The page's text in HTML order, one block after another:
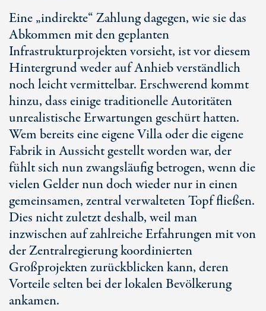
Eine „indirekte“ Zahlung dagegen, wie sie das
Abkommen mit den geplanten
Infrastrukturprojekten vorsieht, ist vor diesem
Hintergrund weder auf Anhieb verständlich
noch leicht vermittelbar. Erschwerend kommt
hinzu, dass einige traditionelle Autoritäten
unrealistische Erwartungen geschürt hatten.
Wem bereits eine eigene Villa oder die eigene
Fabrik in Aussicht gestellt worden war, der
fühlt sich nun zwangsläufig betrogen, wenn die
vielen Gelder nun doch wieder nur in einen
gemeinsamen, zentral verwalteten Topf fließen.
Dies nicht zuletzt deshalb, weil man
inzwischen auf zahlreiche Erfahrungen mit von
der Zentralregierung koordinierten
Großprojekten zurückblicken kann, deren
Vorteile selten bei der lokalen Bevölkerung
ankamen.